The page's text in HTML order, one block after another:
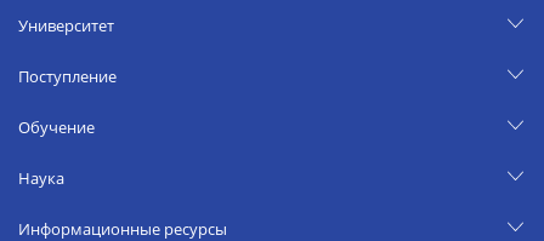
Университет
Поступление
Обучение
Наука
Информационные ресурсы